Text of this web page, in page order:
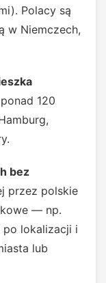
Polacy są
w Niemczech,
120
bez
przez polskie
— np.
lokalizacji i
lub